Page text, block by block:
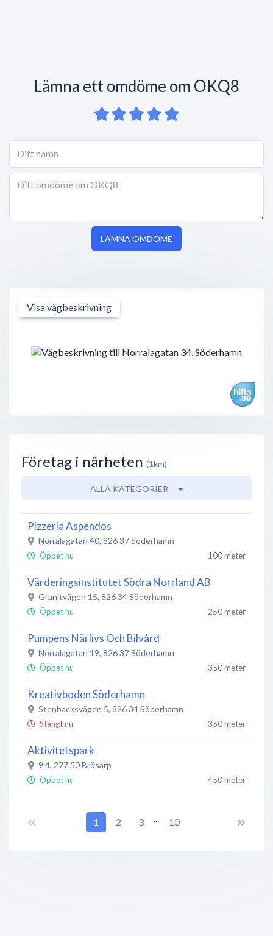
Lämna ett omdöme om OKQ8
LÄMNA OMDÖME
Visa vägbeskrivning
Företag i närheten (1km)
ALLA KATEGORIER
Pizzeria Aspendos
Norralagatan 40, 826 37Söderhamn
Öppet nu 100 meter
Värderingsinstitutet Södra Norrland AB
Granitvägen 15, 826 34Söderhamn
Öppet nu 250 meter
Pumpens Närlivs Och Bilvård
Norralagatan 19, 826 37Söderhamn
Öppet nu 350 meter
Kreativboden Söderhamn
Stenbacksvägen 5, 826 34Söderhamn
Stängt nu 350 meter
Aktivitetspark
9 4, 277 50Brösarp
Öppet nu 450 meter
Norralagatan 18C 826 37 Söderhamn
1 2 3 ... 10